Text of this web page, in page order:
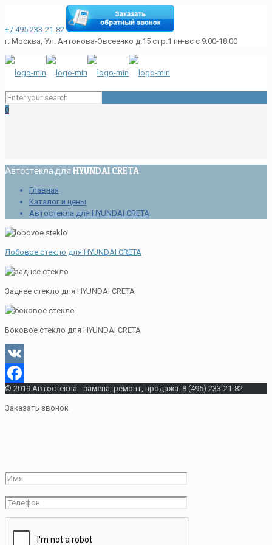
+7 495 233-21-82
г. Москва, Ул. Антонова-Овсеенко д.15 стр.1 пн-вс с 9.00-18.00
0
Автостекла для HYUNDAI CRETA
Главная
Каталог и цены
Автостекла для HYUNDAI CRETA
Лобовое стекло для HYUNDAI CRETA
Заднее стекло для HYUNDAI CRETA
Боковое стекло для HYUNDAI CRETA
VK
Facebook
© 2019 Автостекла - замена, ремонт, продажа. 8 (495) 233-21-82
Заказать звонок